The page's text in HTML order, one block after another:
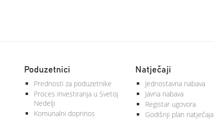
Poduzetnici
Prednosti za poduzetnike
Proces investiranja u Svetoj
Nedelji
Komunalni doprinos
Natječaji
Jednostavna nabava
Javna nabava
Registar ugovora
Godišnji plan natječaja